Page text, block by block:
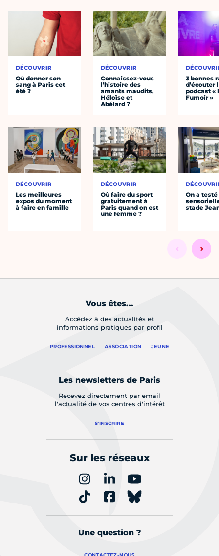
DÉCOUVRIR
Où donner son
sang à Paris cet
été ?
DÉCOUVRIR
Les meilleures
expos du moment
à faire en famille
DÉCOUVRIR
Connaissez-vous
l’histoire des
amants maudits,
Héloïse et
Abélard ?
DÉCOUVRIR
Où faire du sport
gratuitement à
Paris quand on est
une femme ?
3 bonnes
d’écouter
podcast «
Fumoir »
On a
stade
Vous êtes...
Accédez à des actualités et
informations pratiques par profil
PROFESSIONNEL ASSOCIATION JEUNE
Les newsletters de Paris
Recevez directement par email
l'actualité de vos centres d'intérêt
S'INSCRIRE
Sur les réseaux
Une question ?